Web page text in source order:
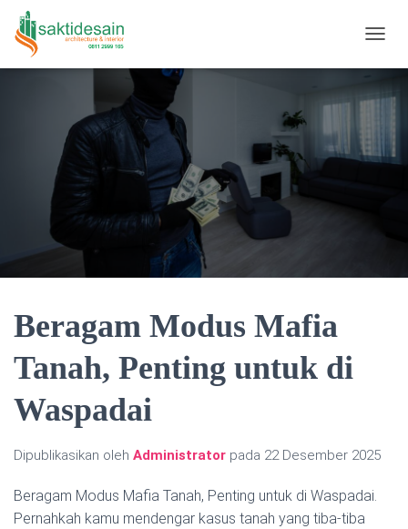
Beragam Modus Mafia
Tanah, Penting untuk di
Waspadai
Dipublikasikan oleh Administrator pada 22 Desember 2025
Beragam Modus Mafia Tanah, Penting untuk di Waspadai.
Pernahkah kamu mendengar kasus tanah yang tiba-tiba